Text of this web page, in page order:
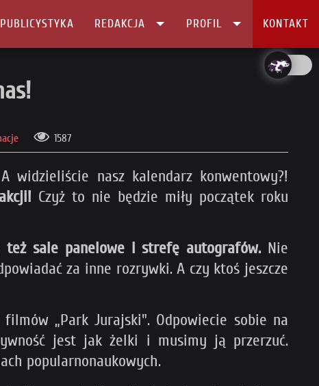
PUBLICYSTYKA REDAKCJA PROFIL KONTAKT
1587
widzieliście nasz kalendarz konwentowy?!
Czyż to nie będzie miły początek roku
też sale panelowe i strefę autografów. Nie
za inne rozrywki. A czy ktoś jeszcze
„Park Jurajski". Odpowiecie sobie na
jest jak żelki i musimy ją przerzuć.
popularnonaukowych.